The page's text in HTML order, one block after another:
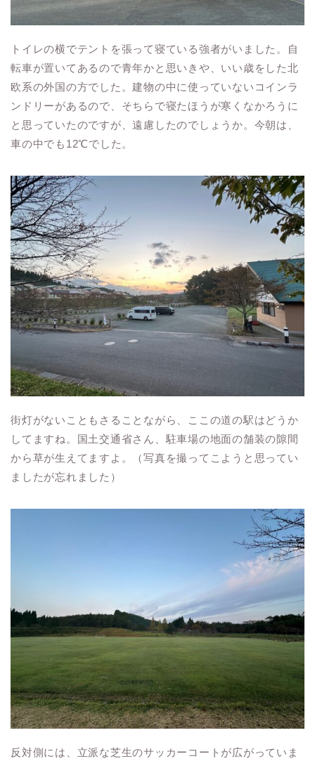
トイレの横でテントを張って寝ている強者がいました。自
転車が置いてあるので青年かと思いきや、いい歳をした北
欧系の外国の方でした。建物の中に使っていないコインラ
ンドリーがあるので、そちらで寝たほうが寒くなかろうに
と思っていたのですが、遠慮したのでしょうか。今朝は、
車の中でも12℃でした。
街灯がないこともさることながら、ここの道の駅はどうか
してますね。国土交通省さん、駐車場の地面の舗装の隙間
から草が生えてますよ。（写真を撮ってこようと思ってい
ましたが忘れました）
反対側には、立派な芝生のサッカーコートが広がっていま